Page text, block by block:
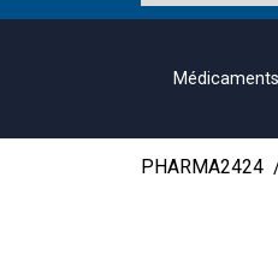
Médicaments
PHARMA2424